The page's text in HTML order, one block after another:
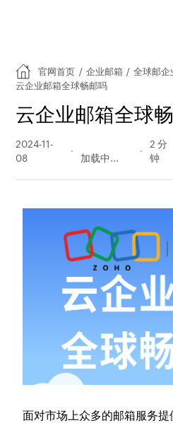
官网首页 / 企业邮箱 / 全球邮企
云企业邮箱全球畅邮吗
云企业邮箱全球
2024-11-
08
量
2 分
钟
面对市场上众多的邮箱服务